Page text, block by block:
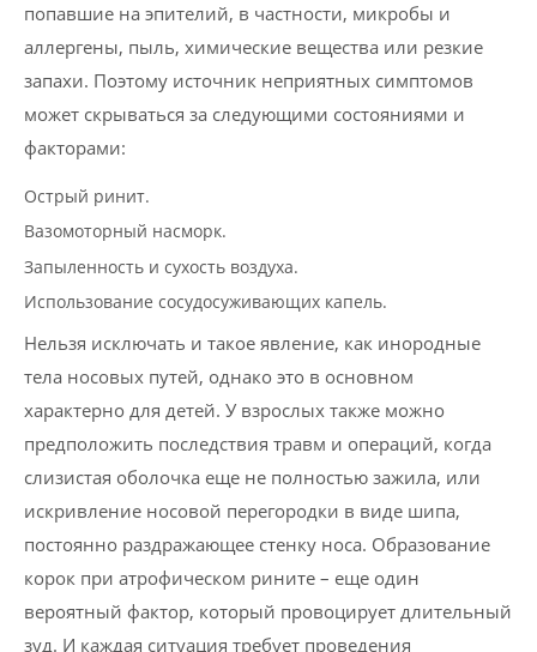
попавшие на эпителий, в частности, микробы и
аллергены, пыль, химические вещества или резкие
запахи. Поэтому источник неприятных симптомов
может скрываться за следующими состояниями и
факторами:
Острый ринит.
Вазомоторный насморк.
Запыленность и сухость воздуха.
Использование сосудосуживающих капель.
Нельзя исключать и такое явление, как инородные
тела носовых путей, однако это в основном
характерно для детей. У взрослых также можно
предположить последствия травм и операций, когда
слизистая оболочка еще не полностью зажила, или
искривление носовой перегородки в виде шипа,
постоянно раздражающее стенку носа. Образование
корок при атрофическом рините – еще один
вероятный фактор, который провоцирует длительный
зуд. И каждая ситуация требует проведения